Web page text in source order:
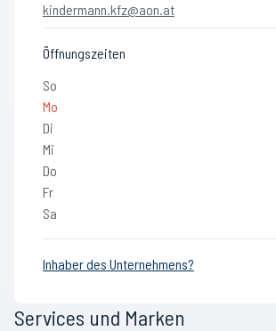
kindermann.kfz@aon.at
Öffnungszeiten
So
Mo
Di
Mi
Do
Fr
Sa
Inhaber des Unternehmens?
Services und Marken